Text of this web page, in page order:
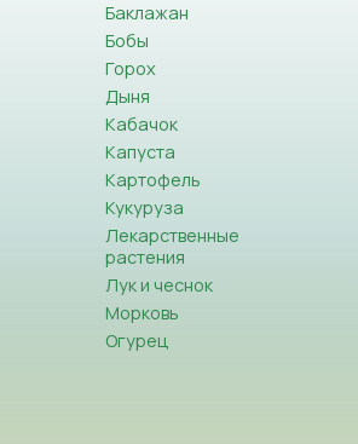
Баклажан
Бобы
Горох
Дыня
Кабачок
Капуста
Картофель
Кукуруза
Лекарственные
растения
Лук и чеснок
Морковь
Огурец